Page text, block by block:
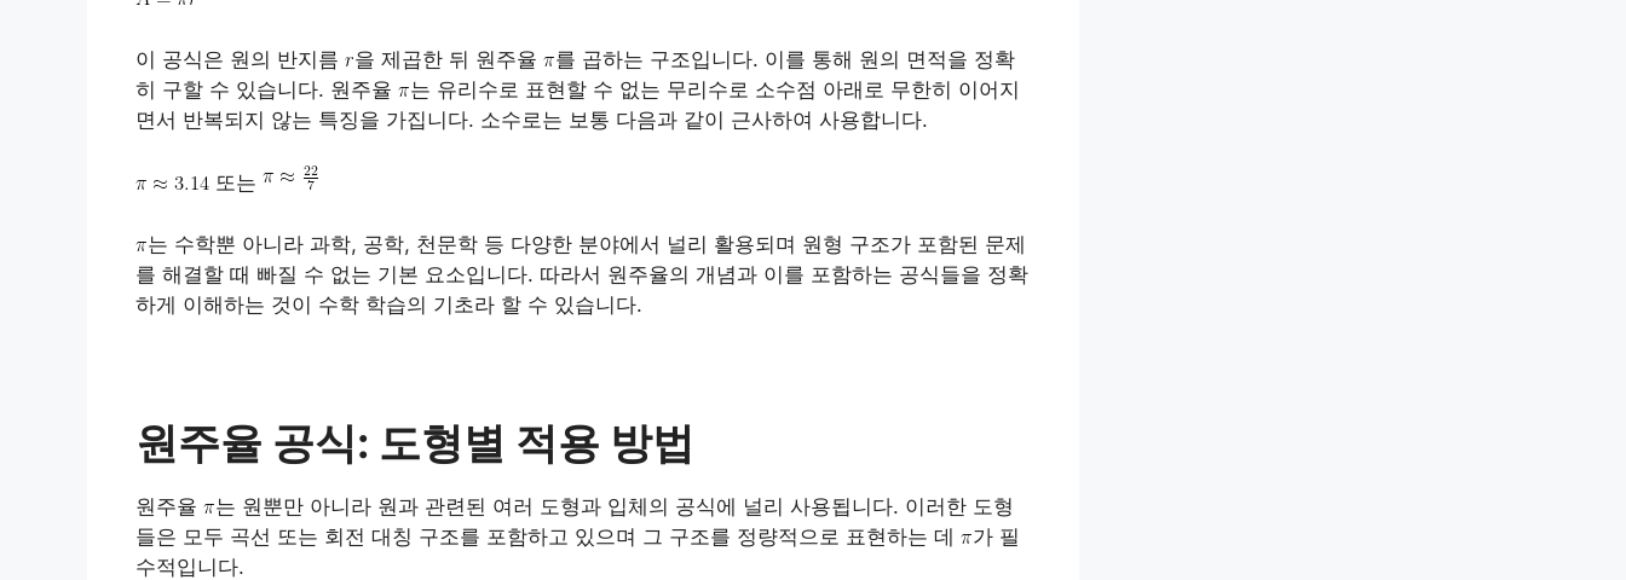
이 공식은 원의 반지름 을 제곱한 뒤 원주율
를 곱하는 구조입니다. 이를 통해 원의 면적을 정확
히 구할 수 있습니다. 원주율
는 유리수로 표현할 수 없는 무리수로 소수점 아래로 무한히 이어지
면서 반복되지 않는 특징을 가집니다. 소수로는 보통 다음과 같이 근사하여 사용합니다.
또는
는 수학뿐 아니라 과학, 공학, 천문학 등 다양한 분야에서 널리 활용되며 원형 구조가 포함된 문제
를 해결할 때 빠질 수 없는 기본 요소입니다. 따라서 원주율의 개념과 이를 포함하는 공식들을 정확
하게 이해하는 것이 수학 학습의 기초라 할 수 있습니다.
원주율 공식: 도형별 적용 방법
원주율
는 원뿐만 아니라 원과 관련된 여러 도형과 입체의 공식에 널리 사용됩니다. 이러한 도형
들은 모두 곡선 또는 회전 대칭 구조를 포함하고 있으며 그 구조를 정량적으로 표현하는 데
가 필
수적입니다.